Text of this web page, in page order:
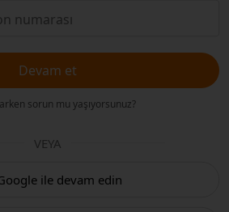
Devam et
sorun mu yaşıyorsunuz?
VEYA
ile devam edin